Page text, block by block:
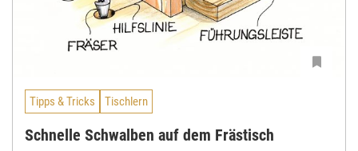
Tipps & Tricks Tischlern
Schnelle Schwalben auf dem Frästisch